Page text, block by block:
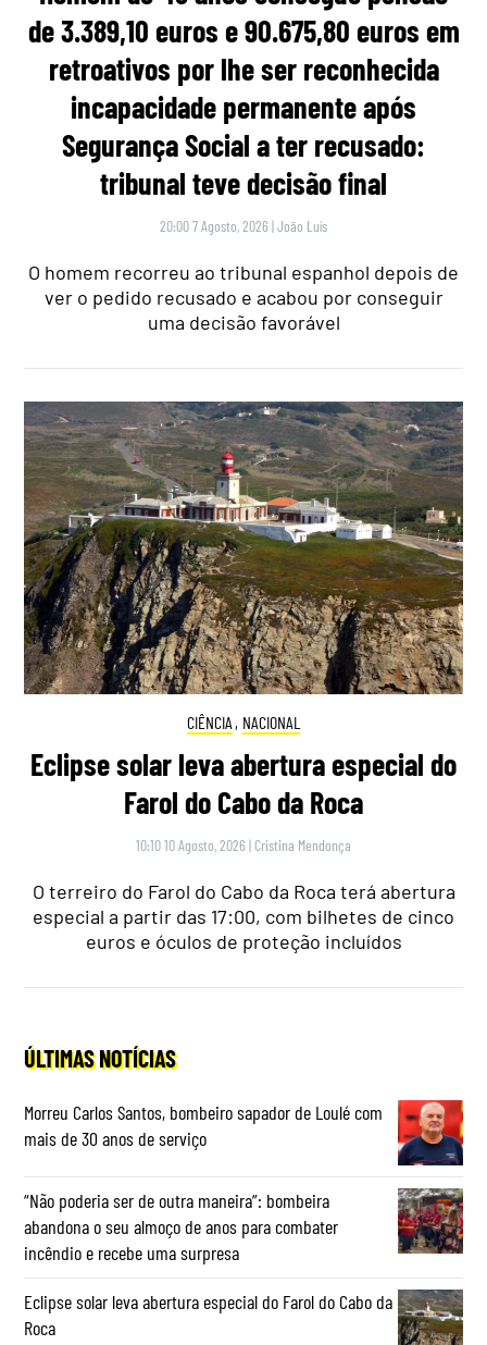
de 3.389,10 euros e 90.675,80 euros em
retroativos por lhe ser reconhecida
incapacidade permanente após
Segurança Social a ter recusado:
tribunal teve decisão final
20:00 7 Agosto, 2026 |João Luís
O homem recorreu ao tribunal espanhol depois de
ver o pedido recusado e acabou por conseguir
uma decisão favorável
CIÊNCIA , NACIONAL
Eclipse solar leva abertura especial do
Farol do Cabo da Roca
10:10 10 Agosto, 2026 | Cristina Mendonça
O terreiro do Farol do Cabo da Roca terá abertura
especial a partir das 17:00, com bilhetes de cinco
euros e óculos de proteção incluídos
ÚLTIMAS NOTÍCIAS
Morreu Carlos Santos, bombeiro sapador de Loulé com
mais de 30 anos de serviço
“Não poderia ser de outra maneira”: bombeira
abandona o seu almoço de anos para combater
incêndio e recebe uma surpresa
Eclipse solar leva abertura especial do Farol do Cabo da
Roca